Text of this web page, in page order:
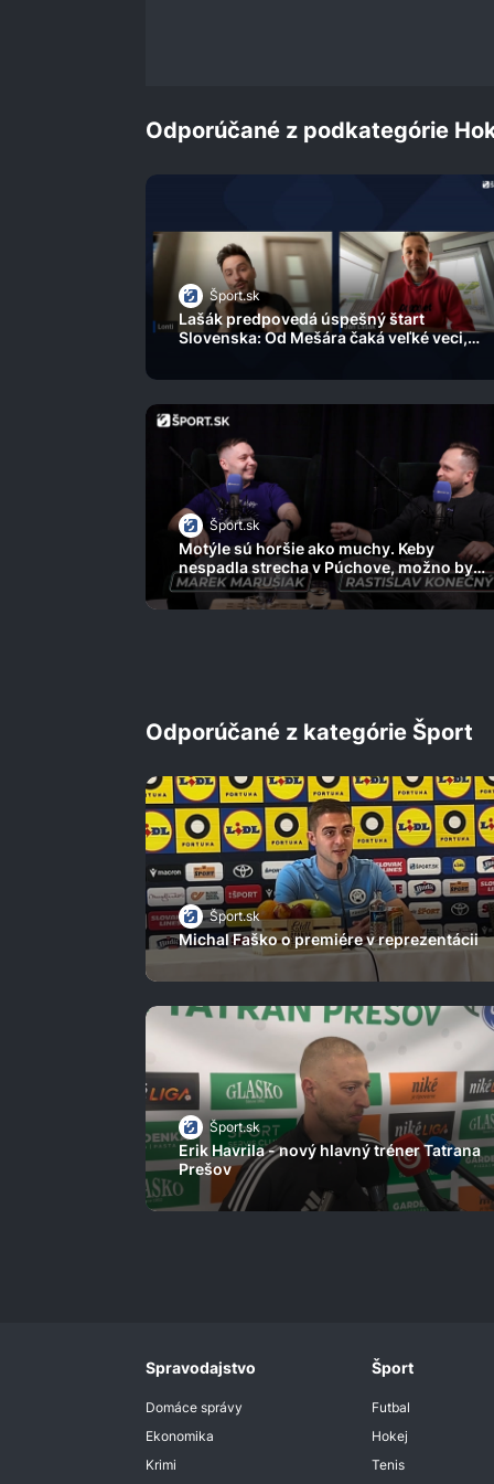
Odporúčané z podkategórie
Šport.sk
Lašák predpovedá úspešný štart
Slovenska: Od Mešára čaká veľké veci,
Šport.sk
Motýle sú horšie ako muchy. Keby
nespadla strecha v Púchove, možno by
nebol cyklista / Peter Velits
Odporúčané z kategórie Šport
Šport.sk
Michal Faško o premiére v reprezentácii
Šport.sk
Erik Havrila - nový hlavný tréner Tatrana
Prešov
Spravodajstvo
Domáce správy
Ekonomika
Krimi
Šport
Futbal
Hokej
Tenis